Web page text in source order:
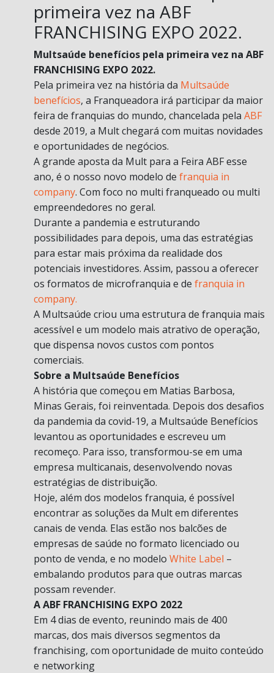
primeira vez na ABF
FRANCHISING EXPO 2022.
Multsaúde benefícios pela primeira vez na ABF
FRANCHISING EXPO 2022.
Pela primeira vez na história da Multsaúde
benefícios, a Franqueadora irá participar da maior
feira de franquias do mundo, chancelada pela ABF
desde 2019, a Mult chegará com muitas novidades
e oportunidades de negócios.
A grande aposta da Mult para a Feira ABF esse
ano, é o nosso novo modelo de franquia in
company. Com foco no multi franqueado ou multi
empreendedores no geral.
Durante a pandemia e estruturando
possibilidades para depois, uma das estratégias
para estar mais próxima da realidade dos
potenciais investidores. Assim, passou a oferecer
os formatos de microfranquia e de franquia in
company.
A Multsaúde criou uma estrutura de franquia mais
acessível e um modelo mais atrativo de operação,
que dispensa novos custos com pontos
comerciais.
Sobre a Multsaúde Benefícios
A história que começou em Matias Barbosa,
Minas Gerais, foi reinventada. Depois dos desafios
da pandemia da covid-19, a Multsaúde Benefícios
levantou as oportunidades e escreveu um
recomeço. Para isso, transformou-se em uma
empresa multicanais, desenvolvendo novas
estratégias de distribuição.
Hoje, além dos modelos franquia, é possível
encontrar as soluções da Mult em diferentes
canais de venda. Elas estão nos balcões de
empresas de saúde no formato licenciado ou
ponto de venda, e no modelo White Label –
embalando produtos para que outras marcas
possam revender.
A ABF FRANCHISING EXPO 2022
Em 4 dias de evento, reunindo mais de 400
marcas, dos mais diversos segmentos da
franchising, com oportunidade de muito conteúdo
e networking